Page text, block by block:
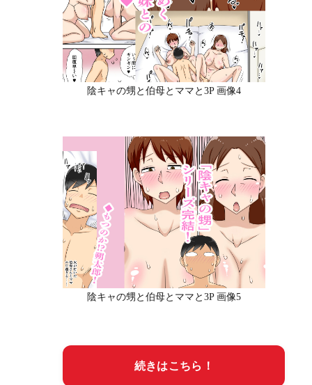
陰キャの甥と伯母とママと3P 画像4
陰キャの甥と伯母とママと3P 画像5
続きはこちら！